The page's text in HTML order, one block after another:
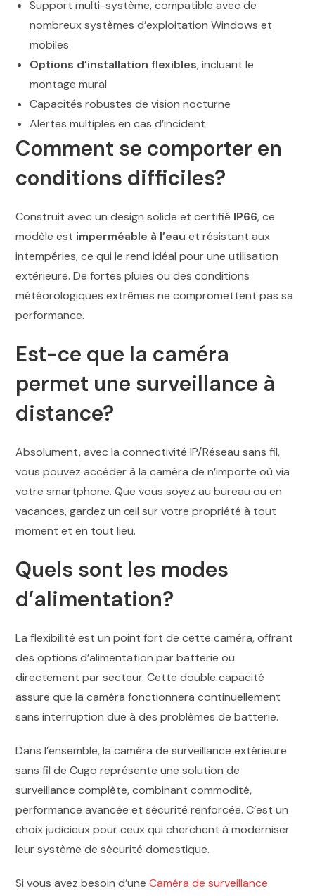
Support multi-système, compatible avec de
nombreux systèmes d’exploitation Windows et
mobiles
Options d’installation flexibles, incluant le
montage mural
Capacités robustes de vision nocturne
Alertes multiples en cas d’incident
Comment se comporter en
conditions difficiles?
Construit avec un design solide et certifié IP66, ce
modèle est imperméable à l’eau et résistant aux
intempéries, ce qui le rend idéal pour une utilisation
extérieure. De fortes pluies ou des conditions
météorologiques extrêmes ne compromettent pas sa
performance.
Est-ce que la caméra
permet une surveillance à
distance?
Absolument, avec la connectivité IP/Réseau sans fil,
vous pouvez accéder à la caméra de n’importe où via
votre smartphone. Que vous soyez au bureau ou en
vacances, gardez un œil sur votre propriété à tout
moment et en tout lieu.
Quels sont les modes
d’alimentation?
La flexibilité est un point fort de cette caméra, offrant
des options d’alimentation par batterie ou
directement par secteur. Cette double capacité
assure que la caméra fonctionnera continuellement
sans interruption due à des problèmes de batterie.
Dans l’ensemble, la caméra de surveillance extérieure
sans fil de Cugo représente une solution de
surveillance complète, combinant commodité,
performance avancée et sécurité renforcée. C’est un
choix judicieux pour ceux qui cherchent à moderniser
leur système de sécurité domestique.
Si vous avez besoin d’uneCaméra de surveillance